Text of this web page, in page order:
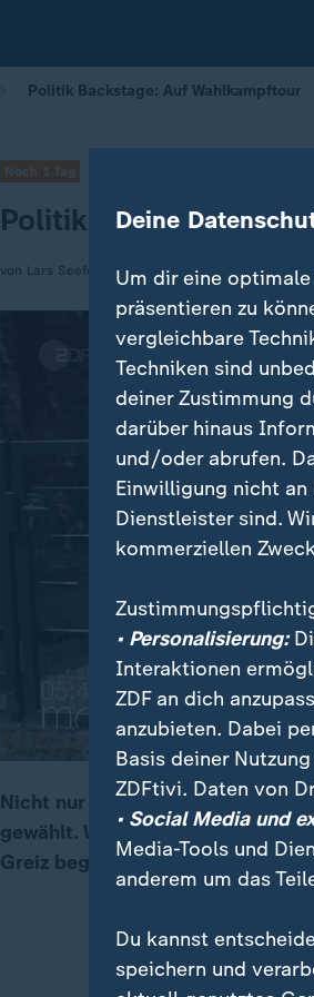
Politik Backstage: Auf Wahlkampftour
Noch 1 Tag
Politik Backstage: Auf
von Lars Seefeldt / Bernd Benthin
00:16 04:10
Nicht nur in Sachsen, auch in
gewählt. Wir haben eine SPD-
Greiz begleitet.
Deine
Um dir eine optimale
präsentieren zu
vergleichbare
Techniken sind
deiner Zustimmung
darüber hinaus
und/oder abrufen.
Einwilligung nicht
Dienstleister sind.
kommerziellen
• Personalisierung:
Interaktionen
ZDF an dich
anzubieten. Dabei
Basis deiner
ZDFtivi. Daten von
• Social Media und
Media-Tools und
anderem um das
Du kannst
speichern und